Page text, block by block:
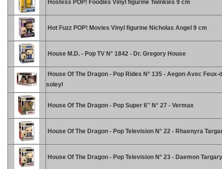
Hostess POP! Foodies Vinyl figurine Twinkies 9 cm
Hot Fuzz POP! Movies Vinyl figurine Nicholas Angel 9 cm
House M.D. - Pop TV N° 1842 - Dr. Gregory House
House Of The Dragon - Pop Rides N° 135 - Aegon Avec Feux-
soleyl
House Of The Dragon - Pop Super 6'' N° 27 - Vermax
House Of The Dragon - Pop Television N° 22 - Rhaenyra
House Of The Dragon - Pop Television N° 23 - Daemon